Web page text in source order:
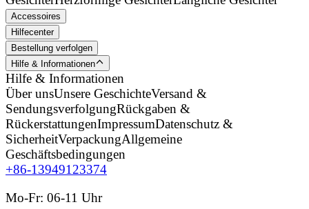
Accessoires
Hilfecenter
Bestellung verfolgen
Hilfe & Informationen
Hilfe & Informationen
Über unsUnsere GeschichteVersand &
SendungsverfolgungRückgaben &
RückerstattungenImpressumDatenschutz &
SicherheitVerpackungAllgemeine
Geschäftsbedingungen
+86-13949123374
Mo-Fr: 06-11 Uhr